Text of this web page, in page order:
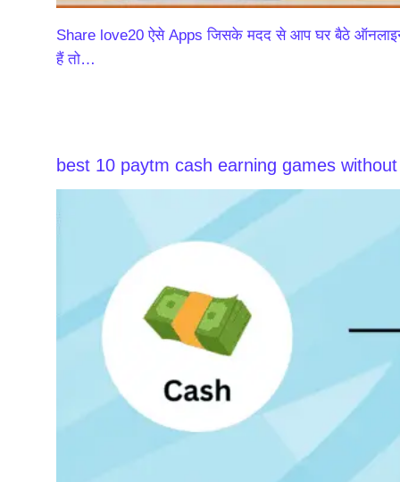
Share love20 ऐसे Apps जिसके मदद से आप घर बैठे
हैं तो…
best 10 paytm cash earning games